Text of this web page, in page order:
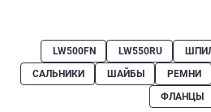
LW500FN LW550RU
САЛЬНИКИ
ШАЙБЫ РЕМНИ
ФЛАНЦЫ